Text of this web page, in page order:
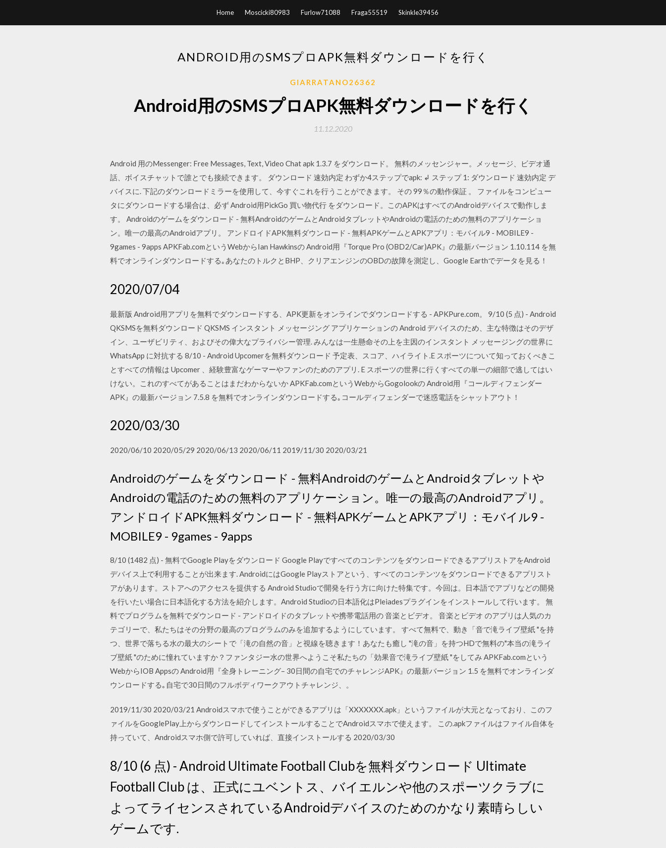
Home Moscicki80983 Furlow71088 Fraga55519 Skinkle39456
ANDROID用のSMSプロAPK無料ダウンロードを行く
GIARRATANO26362
Android用のSMSプロAPK無料ダウンロードを行く
11.12.2020
Android 用のMessenger: Free Messages, Text, Video Chat apk 1.3.7 をダウンロード。 無料のメッセンジャー。メッセージ、ビデオ通
話、ボイスチャットで誰とでも接続できます。 ダウンロード 速効内定 わずか4ステップでapk: ↲ ステップ 1: ダウンロード 速効内定 デ
バイスに. 下記のダウンロードミラーを使用して、今すぐこれを行うことができます。 その 99％の動作保証 。 ファイルをコンピュー
タにダウンロードする場合は、必ず Android用PickGo 買い物代行 をダウンロード。このAPKはすべてのAndroidデバイスで動作しま
す。 Androidのゲームをダウンロード - 無料AndroidのゲームとAndroidタブレットやAndroidの電話のための無料のアプリケーショ
ン。唯一の最高のAndroidアプリ。 アンドロイドAPK無料ダウンロード - 無料APKゲームとAPKアプリ：モバイル9 - MOBILE9 -
9games - 9apps APKFab.comというWebからIan Hawkinsの Android用『Torque Pro (OBD2/Car)APK』の最新バージョン 1.10.114 を無
料でオンラインダウンロードする｡あなたのトルクとBHP、クリアエンジンのOBDの故障を測定し、Google Earthでデータを見る！
2020/07/04
最新版 Android用アプリを無料でダウンロードする、APK更新をオンラインでダウンロードする - APKPure.com。 9/10 (5 点) - Android
QKSMSを無料ダウンロード QKSMS インスタント メッセージング アプリケーションの Android デバイスのため、主な特徴はそのデザ
イン、ユーザビリティ、およびその偉大なプライバシー管理. みんなは一生懸命その上を主因のインスタント メッセージングの世界に
WhatsApp に対抗する 8/10 - Android Upcomerを無料ダウンロード 予定表、スコア、ハイライト.E スポーツについて知っておくべきこ
とすべての情報は Upcomer 、経験豊富なゲーマーやファンのためのアプリ. E スポーツの世界に行くすべての単一の細部で逃してはい
けない。これのすべてがあることはまだわからないか APKFab.comというWebからGogolookの Android用『コールディフェンダー
APK』の最新バージョン 7.5.8 を無料でオンラインダウンロードする｡コールディフェンダーで迷惑電話をシャットアウト！
2020/03/30
2020/06/10 2020/05/29 2020/06/13 2020/06/11 2019/11/30 2020/03/21
Androidのゲームをダウンロード - 無料AndroidのゲームとAndroidタブレットや
Androidの電話のための無料のアプリケーション。唯一の最高のAndroidアプリ。
アンドロイドAPK無料ダウンロード - 無料APKゲームとAPKアプリ：モバイル9 -
MOBILE9 - 9games - 9apps
8/10 (1482 点) - 無料でGoogle Playをダウンロード Google PlayですべてのコンテンツをダウンロードできるアプリストアをAndroid
デバイス上で利用することが出来ます. AndroidにはGoogle Playストアという、すべてのコンテンツをダウンロードできるアプリスト
アがあります。ストアへのアクセスを提供する Android Studioで開発を行う方に向けた特集です。今回は。日本語でアプリなどの開発
を行いたい場合に日本語化する方法を紹介します。Android Studioの日本語化はPleiadesプラグインをインストールして行います。 無
料でプログラムを無料でダウンロード - アンドロイドのタブレットや携帯電話用の 音楽とビデオ。 音楽とビデオ のアプリは人気のカ
テゴリーで、私たちはその分野の最高のプログラムのみを追加するようにしています。 すべて無料で、動き「音で滝ライブ壁紙 "を持
つ、世界で落ちる水の最大のシートで「滝の自然の音」と視線を聴きます！あなたも癒し "滝の音」を持つHDで無料の"本当の滝ライ
ブ壁紙 "のために憧れていますか？ファンタジー水の世界へようこそ私たちの「効果音で滝ライブ壁紙 "をしてみ APKFab.comという
WebからIOB Appsの Android用『全身トレーニング– 30日間の自宅でのチャレンジAPK』の最新バージョン 1.5 を無料でオンラインダ
ウンロードする｡自宅で30日間のフルボディワークアウトチャレンジ、。
2019/11/30 2020/03/21 Androidスマホで使うことができるアプリは「XXXXXXX.apk」というファイルが大元となっており、このフ
ァイルをGooglePlay上からダウンロードしてインストールすることでAndroidスマホで使えます。 この.apkファイルはファイル自体を
持っていて、Androidスマホ側で許可していれば、直接インストールする 2020/03/30
8/10 (6 点) - Android Ultimate Football Clubを無料ダウンロード Ultimate
Football Club は、正式にユベントス、バイエルンや他のスポーツクラブに
よってライセンスされているAndroidデバイスのためのかなり素晴らしい
ゲームです.